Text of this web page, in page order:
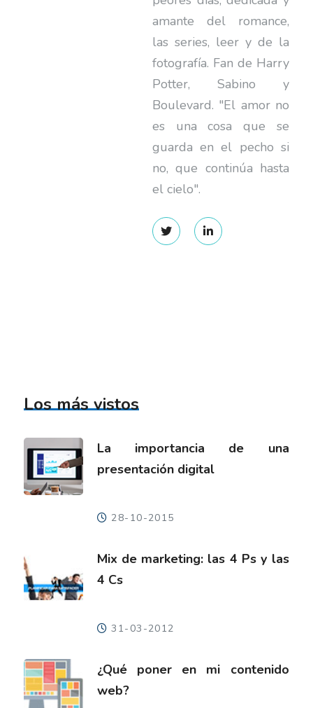
amante del romance,
las series, leer y de la
fotografía. Fan de Harry
Potter, Sabino y
Boulevard. "El amor no
es una cosa que se
guarda en el pecho si
no, que continúa hasta
el cielo".
Los más vistos
La importancia de una
presentación digital
28-10-2015
Mix de marketing: las 4 Ps y las
4 Cs
31-03-2012
¿Qué poner en mi contenido
web?